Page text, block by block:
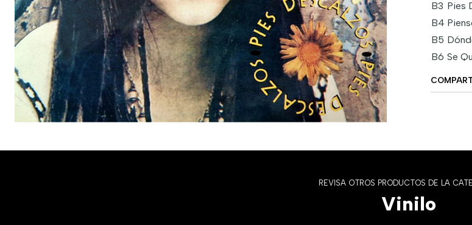
B3 Pies
B4
B5
B6 Se
REVISA OTROS PRODUCTOS DE LA
Vinilo